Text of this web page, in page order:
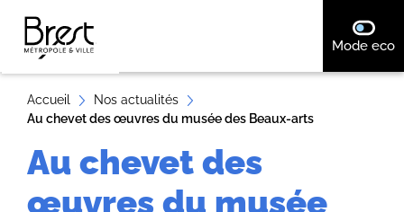
e
r
a
c
o
Mode eco
Accueil
Nos actualités
Au chevet des œuvres du musée des Beaux-arts
Au chevet des
œuvres du musée